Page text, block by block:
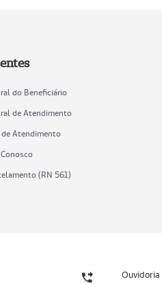
do Beneficiário
de Atendimento
de Atendimento
(RN 561)
Ouvidoria